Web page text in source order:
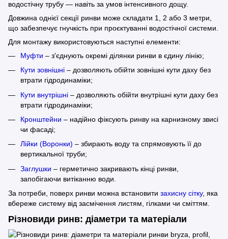
водостічну трубу — навіть за умов інтенсивного дощу.
Довжина однієї секції ринви може складати 1, 2 або 3 метри,
що забезпечує гнучкість при проєктуванні водостічної системи.
Для монтажу використовуються наступні елементи:
Муфти – з'єднують окремі ділянки ринви в єдину лінію;
Кути зовнішні – дозволяють обійти зовнішні кути даху без
втрати гідродинаміки;
Кути внутрішні – дозволяють обійти внутрішні кути даху без
втрати гідродинаміки;
Кронштейни – надійно фіксують ринву на карнизному звисі
чи фасаді;
Лійки (Воронки) – збирають воду та спрямовують її до
вертикальної труби;
Заглушки – герметично закривають кінці ринви,
запобігаючи витіканню води.
За потреби, поверх ринви можна встановити захисну сітку, яка
вбереже систему від засмічення листям, гілками чи сміттям.
Різновиди ринв: діаметри та матеріали